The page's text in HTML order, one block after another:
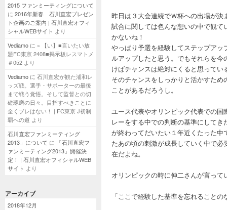
2015 ファンミーティングについて
に 2016年新春 石川直宏プレゼン
ト企画のご案内 | 石川直宏オフィ
シャルWEBサイト より
Vediamo に » 【い】■言いたい放
題FC東京 2408■掲示板レスマトメ
＃052 より
Vediamo に 石川直宏が観た浦和レ
ッズ戦。選手・サポーターの最後
まで戦う覚悟。そして監督との切
磋琢磨の日々。目指すべきことに
全くブレはない！ | FC東京 J初制
覇への道 より
石川直宏ファンミーティング
2013」について に
「石川直宏フ
ァンミーティング2013」開催決
定！ | 石川直宏オフィシャルWEB
サイト より
アーカイブ
2018年12月
昨日は３大会連続でＷ杯への出場が決
試合に関しては色んな想いの中で観
かないね！
やっぱり予選を経験してステップア
ルアップしたと思う。でもそれらを
けばチャンスは絶対にくると思ってい
そのチャンスをしっかりと活かすた
ことがあるだろうし。
ユース代表やオリンピック代表での
レーをする中での判断の基準にして
が終わってだいたい１年近くたった
たあの頃の刺激が成長していく中で
在だよね。
オリンピックの時に伸二さんが言って
「ここで経験した基準を忘れること